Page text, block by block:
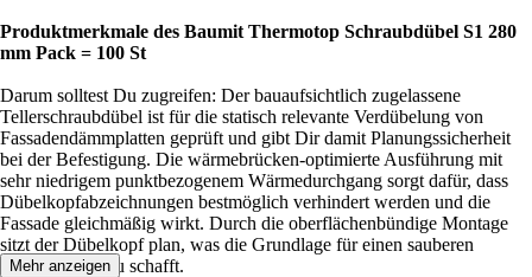
Produktmerkmale des Baumit Thermotop Schraubdübel S1 280
mm Pack = 100 St
Darum solltest Du zugreifen: Der bauaufsichtlich zugelassene
Tellerschraubdübel ist für die statisch relevante Verdübelung von
Fassadendämmplatten geprüft und gibt Dir damit Planungssicherheit
bei der Befestigung. Die wärmebrücken-optimierte Ausführung mit
sehr niedrigem punktbezogenem Wärmedurchgang sorgt dafür, dass
Dübelkopfabzeichnungen bestmöglich verhindert werden und die
Fassade gleichmäßig wirkt. Durch die oberflächenbündige Montage
sitzt der Dübelkopf plan, was die Grundlage für einen sauberen
weiteren Aufbau schafft.
Mehr anzeigen